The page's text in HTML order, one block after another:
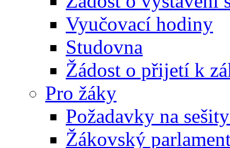
Vyučovací hodiny
Studovna
Žádost o přijetí k
Pro žáky
Požadavky na
Žákovský